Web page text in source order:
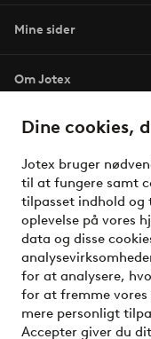
Dine cookies,
Jotex bruger
til at fungere samt
tilpasset indhold og
oplevelse på vores
data og disse
for at analysere,
for at fremme
mere personligt
Accepter giver du
Mine sider
Om Jotex
Vilkår
Venner
Sikre
Vil du vide